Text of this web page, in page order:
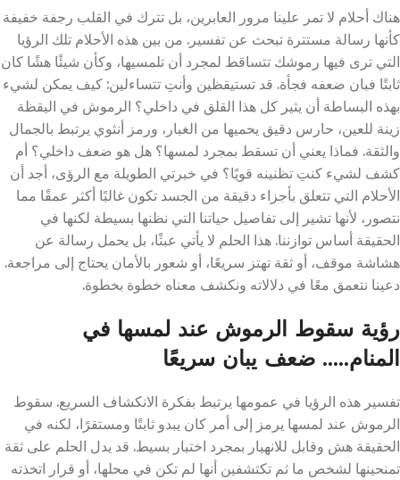
هناك أحلام لا تمر علينا مرور العابرين، بل تترك في القلب رجفة خفيفة
كأنها رسالة مستترة تبحث عن تفسير. من بين هذه الأحلام تلك الرؤيا
التي ترى فيها رموشك تتساقط لمجرد أن تلمسيها، وكأن شيئًا هشًا كان
ثابتًا فبان ضعفه فجأة. قد تستيقظين وأنتِ تتساءلين: كيف يمكن لشيء
بهذه البساطة أن يثير كل هذا القلق في داخلي؟ الرموش في اليقظة
زينة للعين، حارس دقيق يحميها من الغبار، ورمز أنثوي يرتبط بالجمال
والثقة. فماذا يعني أن تسقط بمجرد لمسها؟ هل هو ضعف داخلي؟ أم
كشف لشيء كنتِ تظنينه قويًا؟ في خبرتي الطويلة مع الرؤى، أجد أن
الأحلام التي تتعلق بأجزاء دقيقة من الجسد تكون غالبًا أكثر عمقًا مما
نتصور، لأنها تشير إلى تفاصيل حياتنا التي نظنها بسيطة لكنها في
الحقيقة أساس توازننا. هذا الحلم لا يأتي عبثًا، بل يحمل رسالة عن
هشاشة موقف، أو ثقة تهتز سريعًا، أو شعور بالأمان يحتاج إلى مراجعة.
دعينا نتعمق معًا في دلالاته ونكشف معناه خطوة بخطوة.
رؤية سقوط الرموش عند لمسها في
المنام….. ضعف يبان سريعًا
تفسير هذه الرؤيا في عمومها يرتبط بفكرة الانكشاف السريع. سقوط
الرموش عند لمسها يرمز إلى أمر كان يبدو ثابتًا ومستقرًا، لكنه في
الحقيقة هش وقابل للانهيار بمجرد اختبار بسيط. قد يدل الحلم على ثقة
تمنحينها لشخص ما ثم تكتشفين أنها لم تكن في محلها، أو قرار اتخذته